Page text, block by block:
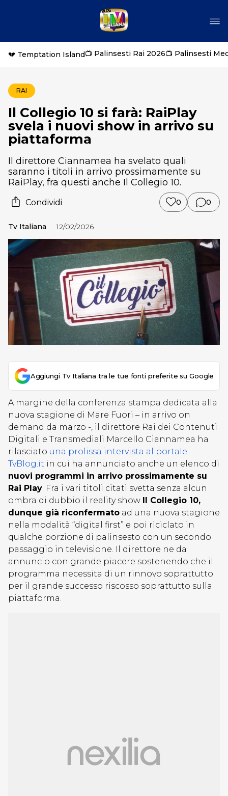
💔 Temptation Island📺 Palinsesti Rai 2026📺 Palinsesti
RAI
Il Collegio 10 si farà: RaiPlay
svela i nuovi show in arrivo su
piattaforma
Il direttore Ciannamea ha svelato quali
saranno i titoli in arrivo prossimamente su
RaiPlay, fra questi anche Il Collegio 10.
Condividi 0 0
Tv Italiana 12/02/2026
Aggiungi Tv Italiana tra le tue fonti preferite su Google
A margine della conferenza stampa dedicata alla
nuova stagione di Mare Fuori – in arrivo on
demand da marzo -, il direttore Rai dei Contenuti
Digitali e Transmediali Marcello Ciannamea ha
rilasciato una prolissa intervista al portale
TvBlog.it in cui ha annunciato anche un elenco di
nuovi programmi in arrivo prossimamente su
Rai Play. Fra i vari titoli citati svetta senza alcun
ombra di dubbio il reality show Il Collegio 10,
dunque già riconfermato ad una nuova stagione
nella modalità “digital first” e poi riciclato in
qualche porzione di palinsesto con un secondo
passaggio in televisione. Il direttore ne da
annuncio con grande piacere sostenendo che il
programma necessita di un rinnovo soprattutto
per il grande successo riscosso soprattutto sulla
piattaforma.